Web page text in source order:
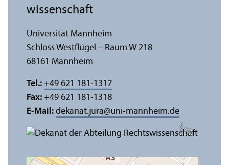
Bil
d:
Eli
s
a
B
e
r
dic
a
wissenschaft
Universität Mannheim
Schloss Westflügel – Raum W 218
68161 Mannheim
Tel.: +49 621 181-1317
Fax: +49 621 181-1318
E-Mail: dekanat.jura@uni-mannheim.de